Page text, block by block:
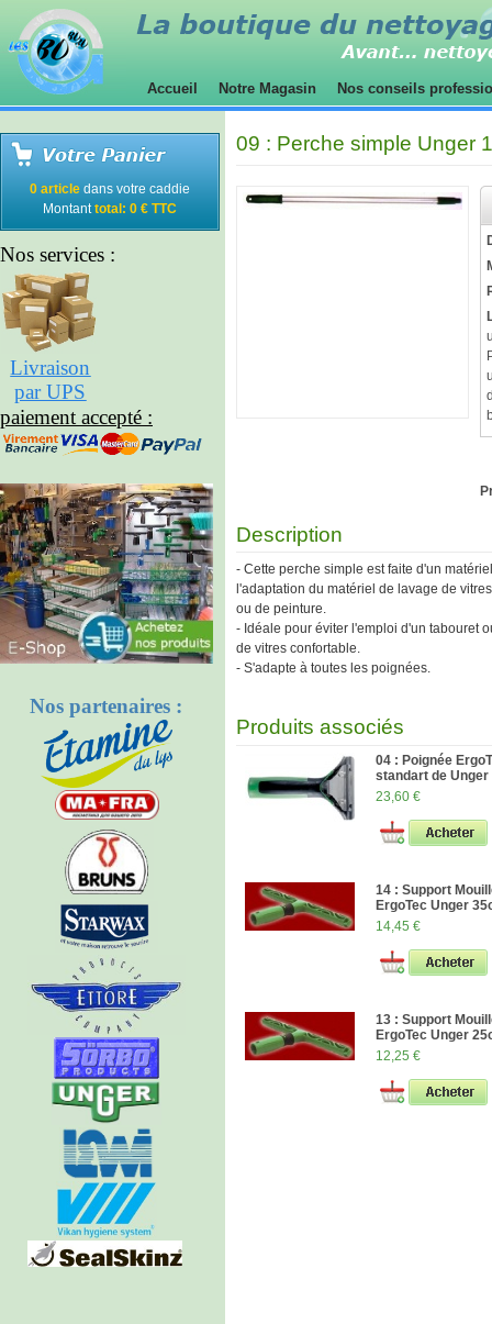
Accueil Notre Magasin Nos conseils
0 article dans votre caddie
Montanttotal: 0 € TTC
Nos services :
Livraison
par UPS
paiement accepté :
Nos partenaires :
09 : Perche simple Unger
Description
- Cette perche simple est faite d'un
l'adaptation du matériel de lavage de
ou de peinture.
- Idéale pour éviter l'emploi d'un tabouret
de vitres confortable.
- S'adapte à toutes les poignées.
Produits associés
04 : Poignée
standart de Unger
23,60 €
14 : Support
ErgoTec Unger
14,45 €
13 : Support
ErgoTec Unger
12,25 €